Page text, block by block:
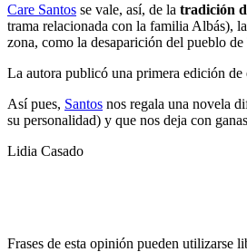
Care Santos se vale, así, de la tradición
trama relacionada con la familia Albás),
zona, como la desaparición del pueblo
La autora publicó una primera edición
Así pues, Santos nos regala una novela
su personalidad) y que nos deja con
Lidia Casado
Frases de esta opinión pueden utilizarse